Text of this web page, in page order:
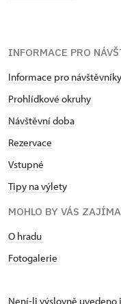
INFORMACE PRO
Informace pro návštěvníky
Prohlídkové okruhy
Návštěvní doba
Rezervace
Vstupné
Tipy na výlety
MOHLO BY VÁS
O hradu
Fotogalerie
Není-li výslovně